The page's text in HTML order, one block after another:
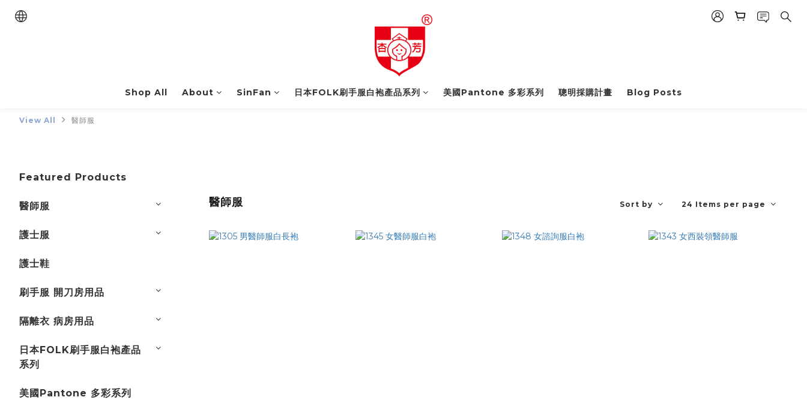
Shop All About SinFan 日本FOLK刷手服白袍產品系列 美國Pantone 多彩系列 聰明採購計畫 Blog Posts
View All 醫師服
Featured Products
醫師服
護士服
護士鞋
刷手服 開刀房用品
隔離衣 病房用品
日本FOLK刷手服白袍產品
系列
美國Pantone 多彩系列
醫師服 Sort by 24 Items per page